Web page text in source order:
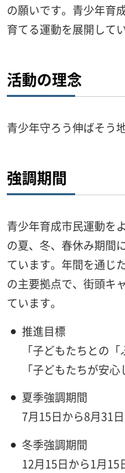
の願いです。青少年育
育てる運動を展開して
活動の理念
青少年守ろう伸ばそう
強調期間
青少年育成市民運動を
の夏、冬、春休み期間
ています。年間を通じ
の主要拠点で、街頭キ
ています。
推進目標
「子どもたちとの
「子どもたちが安
夏季強調期間
7月15日から8月31日
冬季強調期間
12月15日から1月15